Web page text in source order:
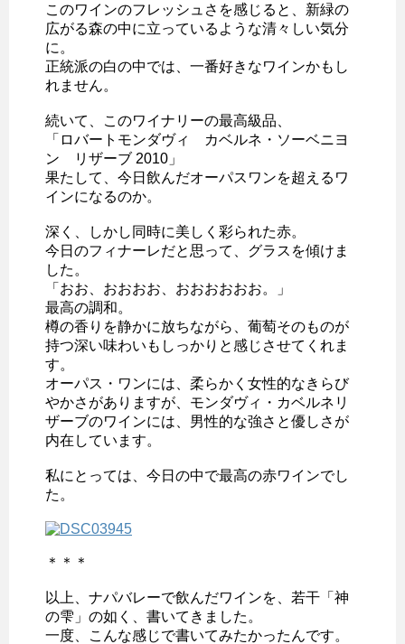
このワインのフレッシュさを感じると、新緑の
広がる森の中に立っているような清々しい気分
に。
正統派の白の中では、一番好きなワインかもし
れません。
続いて、このワイナリーの最高級品、
「ロバートモンダヴィ カベルネ・ソーベニヨ
ン リザーブ 2010」
果たして、今日飲んだオーパスワンを超えるワ
インになるのか。
深く、しかし同時に美しく彩られた赤。
今日のフィナーレだと思って、グラスを傾けま
した。
「おお、おおおお、おおおおおお。」
最高の調和。
樽の香りを静かに放ちながら、葡萄そのものが
持つ深い味わいもしっかりと感じさせてくれま
す。
オーパス・ワンには、柔らかく女性的なきらび
やかさがありますが、モンダヴィ・カベルネリ
ザーブのワインには、男性的な強さと優しさが
内在しています。
私にとっては、今日の中で最高の赤ワインでし
た。
＊＊＊
以上、ナパバレーで飲んだワインを、若干「神
の雫」の如く、書いてきました。
一度、こんな感じで書いてみたかったんです。